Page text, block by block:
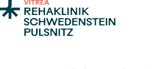
Zum Inhalt springen